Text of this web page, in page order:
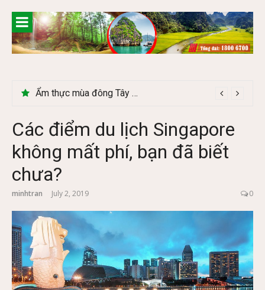
content
Lễ 2/9 có phải mùa du lịch Hà Giang đẹp không?
Các điểm du lịch Singapore
không mất phí, bạn đã biết
chưa?
minhtran July 2, 2019 0